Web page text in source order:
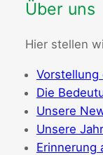
Über uns
Hier stellen
Vorstellung
Die
Unsere
Unsere
Erinnerung